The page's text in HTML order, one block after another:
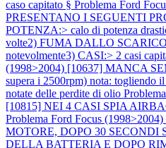
caso capitato § Problema Ford
PRESENTANO I SEGUENTI
POTENZA:> calo di potenza
volte2) FUMA DALLO
notevolmente3) CASI:> 2 casi
(1998>2004) [10637] MANCA
supera i 2500rpm) nota: togliendo
notate delle perdite di olio
[10815] NEI 4 CASI SPIA
Problema Ford Focus
MOTORE, DOPO 30 SECONDI
DELLA BATTERIA E DOPO